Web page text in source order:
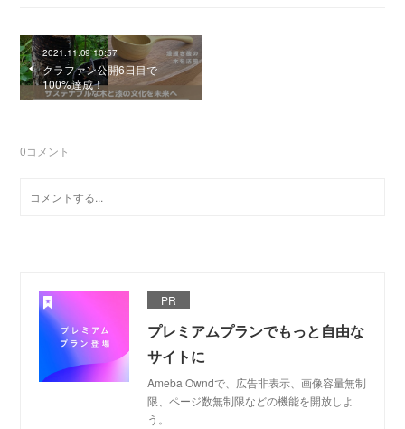
2021.11.09 10:57
クラファン公開6日目で
100%達成！
0コメント
PR
プレミアムプランでもっと自由な
サイトに
Ameba Owndで、広告非表示、画像容量無制
限、ページ数無制限などの機能を開放しよ
う。